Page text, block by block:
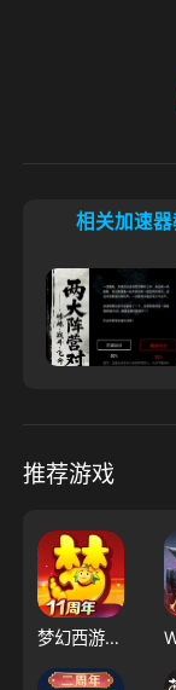
相关加速
推荐游戏
梦幻西游（大陆服）